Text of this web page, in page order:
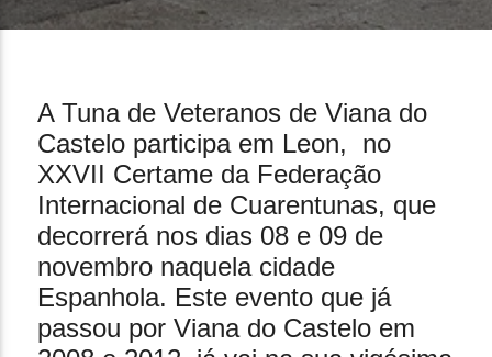
A Tuna de Veteranos de Viana do
Castelo participa em Leon, no
XXVII Certame da Federação
Internacional de Cuarentunas, que
decorrerá nos dias 08 e 09 de
novembro naquela cidade
Espanhola. Este evento que já
passou por Viana do Castelo em